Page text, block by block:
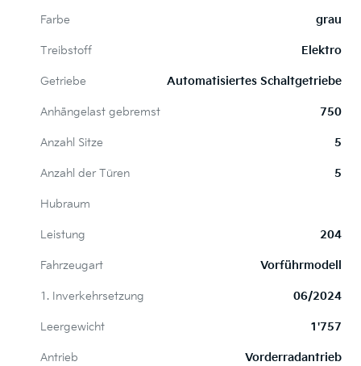
Farbe grau
Treibstoff Elektro
Getriebe Automatisiertes Schaltgetriebe
Anhängelast gebremst 750
Anzahl Sitze 5
Anzahl der Türen 5
Hubraum
Leistung 204
Fahrzeugart Vorführmodell
1. Inverkehrsetzung 06/2024
Leergewicht 1'757
Antrieb Vorderradantrieb